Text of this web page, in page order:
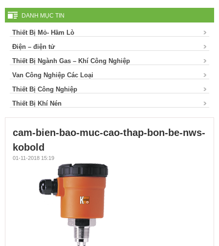
DANH MỤC TIN
Thiết Bị Mỏ- Hầm Lò
Điện – điện tử
Thiết Bị Ngành Gas – Khí Công Nghiệp
Van Công Nghiệp Các Loại
Thiết Bị Công Nghiệp
Thiết Bị Khí Nén
cam-bien-bao-muc-cao-thap-bon-be-nws-
kobold
01-11-2018 15:19